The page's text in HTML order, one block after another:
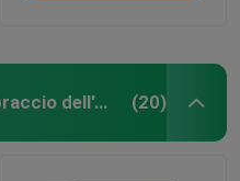
Tagliatrice idraulica del braccio dell'oscillazione (20)